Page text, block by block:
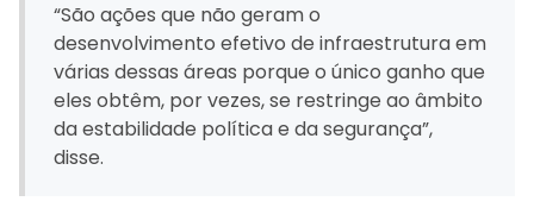
“São ações que não geram o
desenvolvimento efetivo de infraestrutura em
várias dessas áreas porque o único ganho que
eles obtêm, por vezes, se restringe ao âmbito
da estabilidade política e da segurança”,
disse.